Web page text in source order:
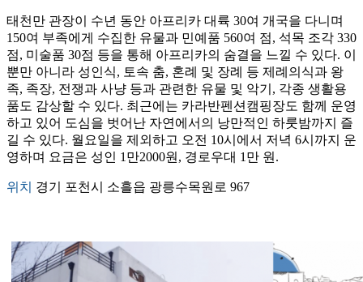
태천만 관장이 수년 동안 아프리카 대륙 30여 개국을 다니며
150여 부족에게 수집한 유물과 민예품 560여 점, 석목 조각 330
점, 미술품 30점 등을 통해 아프리카의 숨결을 느낄 수 있다. 이
뿐만 아니라 성인식, 토속 춤, 혼례 및 장례 등 제례의식과 왕
족, 족장, 전쟁과 사냥 등과 관련한 유물 및 악기, 각종 생활용
품도 감상할 수 있다. 최근에는 카라반펜션캠핑장도 함께 운영
하고 있어 도심을 벗어난 자연에서의 낭만적인 하룻밤까지 즐
길 수 있다. 월요일을 제외하고 오전 10시에서 저녁 6시까지 운
영하며 요금은 성인 1만2000원, 경로우대 1만 원.
위치 경기 포천시 소흘읍 광릉수목원로 967